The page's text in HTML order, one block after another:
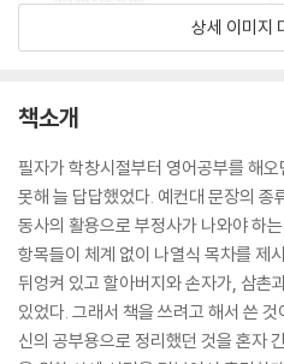
상세 이미지
책소개
필자가 학창시절부터 영어공부를 해
못해 늘 답답했었다. 예컨대 문장의 종
동사의 활용으로 부정사가 나와야 하
항목들이 체계 없이 나열식 목차를 제
뒤엉켜 있고 할아버지와 손자가, 삼촌
있었다. 그래서 책을 쓰려고 해서 쓴
신의 공부용으로 정리했던 것을 혼자